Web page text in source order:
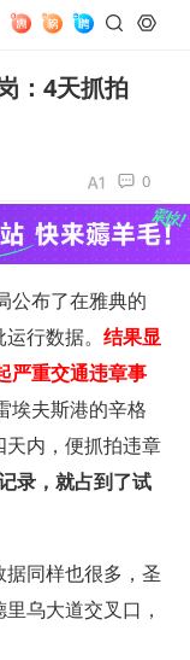
：4天抓拍
0
公布了在雅典的
行数据。 结果显
严重交通违章事
埃夫斯港的辛格
内，便抓拍违章
录，就占到了试
同样也很多，圣
乌大道交叉口，